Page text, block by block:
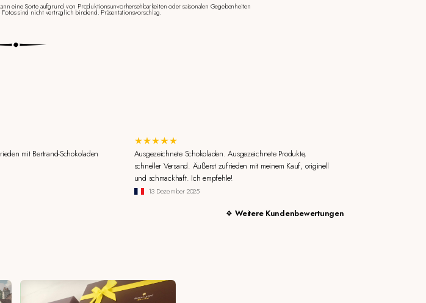
eine Sorte aufgrund von Produktionsunvorhersehbarkeiten oder saisonalen Gegebenheiten
sind nicht vertraglich bindend. Präsentationsvorschlag.
mit Bertrand-Schokoladen
Ausgezeichnete Schokoladen. Ausgezeichnete Produkte,
schneller Versand. Äußerst zufrieden mit meinem Kauf, originell
und schmackhaft. Ich empfehle!
13 Dezember 2025
Weitere Kundenbewertungen